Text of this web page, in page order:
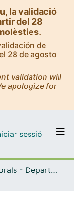
la validació
del 28
de
28 de agosto
validation will
apologize for
tot el DD
sessió (current)
Tesis Doctorals - Departament - Lingüística General